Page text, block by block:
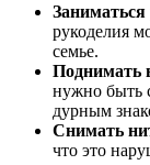
рукоделия
семье.
Поднимать
нужно быть
дурным
Снимать
что это